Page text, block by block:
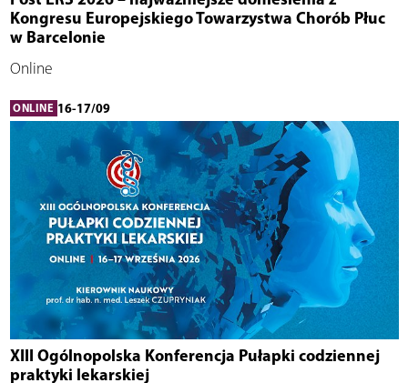
Kongresu Europejskiego Towarzystwa Chorób Płuc
w Barcelonie
Online
ONLINE 16-17/09
XIII Ogólnopolska Konferencja Pułapki codziennej
praktyki lekarskiej